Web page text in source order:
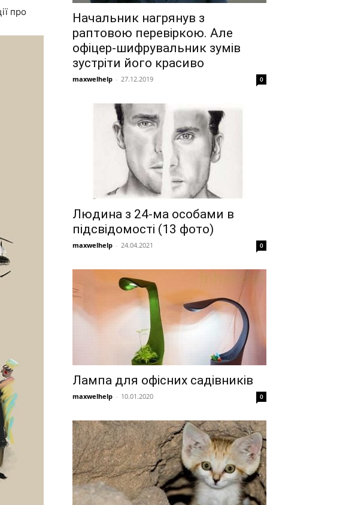
про
Начальник нагрянув з
раптовою перевіркою. Але
офіцер-шифрувальник зумів
зустріти його красиво
maxwelhelp - 27.12.2019 0
Людина з 24-ма особами в
підсвідомості (13 фото)
maxwelhelp - 24.04.2021 0
Лампа для офісних садівників
maxwelhelp - 10.01.2020 0